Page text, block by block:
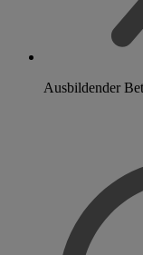
Ausbildender